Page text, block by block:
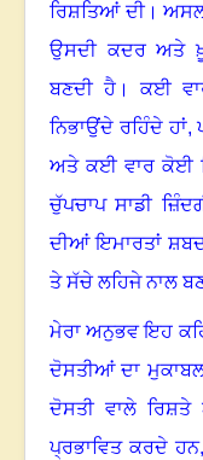
ਰਿਸ਼ਤਿਆਂ ਦੀ। ਅਸਲ
ਉਸਦੀ ਕਦਰ ਅਤੇ
ਬਣਦੀ ਹੈ। ਕਈ
ਨਿਭਾਉਂਦੇ ਰਹਿੰਦੇ ਹਾਂ,
ਅਤੇ ਕਈ ਵਾਰ ਕੋਈ
ਚੁੱਪਚਾਪ ਸਾਡੀ
ਦੀਆਂ ਇਮਾਰਤਾਂ
ਤੇ ਸੱਚੇ ਲਹਿਜੇ ਨਾਲ
ਮੇਰਾ ਅਨੁਭਵ ਇਹ
ਦੋਸਤੀਆਂ ਦਾ
ਦੋਸਤੀ ਵਾਲੇ
ਪ੍ਰਭਾਵਿਤ ਕਰਦੇ ਹਨ